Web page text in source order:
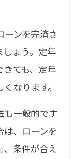
ーンを完済さ
しょう。定年
きても、定年
なります。
も一般的です
は、ローンを
、条件が合え